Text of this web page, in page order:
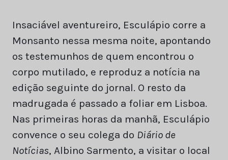
Insaciável aventureiro, Esculápio corre a
Monsanto nessa mesma noite, apontando
os testemunhos de quem encontrou o
corpo mutilado, e reproduz a notícia na
edição seguinte do jornal. O resto da
madrugada é passado a foliar em Lisboa.
Nas primeiras horas da manhã, Esculápio
convence o seu colega do Diário de
Notícias, Albino Sarmento, a visitar o local